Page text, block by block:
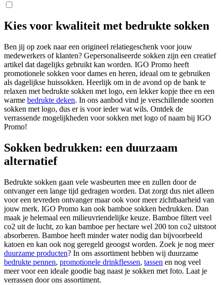
Kies voor kwaliteit met bedrukte sokken
Ben jij op zoek naar een origineel relatiegeschenk voor jouw
medewerkers of klanten? Gepersonaliseerde sokken zijn een creatief
artikel dat dagelijks gebruikt kan worden. IGO Promo heeft
promotionele sokken voor dames en heren, ideaal om te gebruiken
als dagelijkse huissokken. Heerlijk om in de avond op de bank te
relaxen met bedrukte sokken met logo, een lekker kopje thee en een
warme bedrukte deken. In ons aanbod vind je verschillende soorten
sokken met logo, dus er is voor ieder wat wils. Ontdek de
verrassende mogelijkheden voor sokken met logo of naam bij IGO
Promo!
Sokken bedrukken: een duurzaam
alternatief
Bedrukte sokken gaan vele wasbeurten mee en zullen door de
ontvanger een lange tijd gedragen worden. Dat zorgt dus niet alleen
voor een tevreden ontvanger maar ook voor meer zichtbaarheid van
jouw merk. IGO Promo kan ook bamboe sokken bedrukken. Dan
maak je helemaal een milieuvriendelijke keuze. Bamboe filtert veel
co2 uit de lucht, zo kan bamboe per hectare wel 200 ton co2 uitstoot
absorberen. Bamboe heeft minder water nodig dan bijvoorbeeld
katoen en kan ook nog geregeld geoogst worden. Zoek je nog meer
duurzame producten? In ons assortiment hebben wij duurzame
bedrukte pennen, promotionele drinkflessen, tassen en nog veel
meer voor een ideale goodie bag naast je sokken met foto. Laat je
verrassen door ons assortiment.